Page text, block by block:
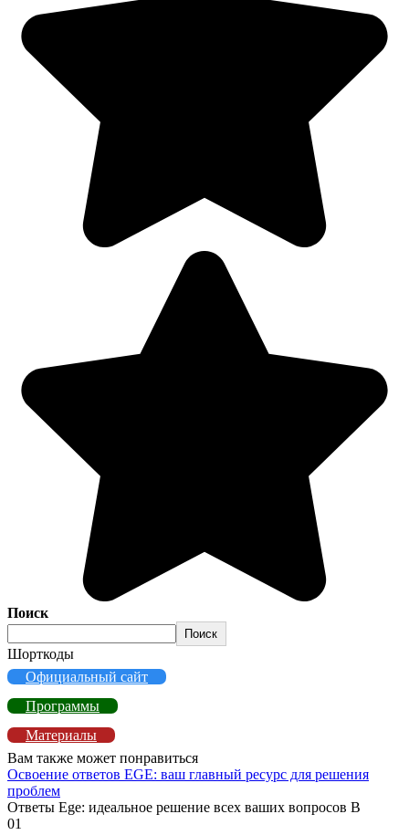
Поиск
Поиск
Шорткоды
Официальный сайт
Программы
Материалы
Вам также может понравиться
Освоение ответов EGE: ваш главный ресурс для решения
проблем
Ответы Ege: идеальное решение всех ваших вопросов В
01